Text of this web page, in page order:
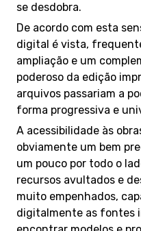
se desdobra.
De acordo com esta
digital é vista,
ampliação e um
poderoso da edição
arquivos passariam a
forma progressiva e
A acessibilidade às
obviamente um bem
um pouco por todo o
recursos avultados e
muito empenhados,
digitalmente as fontes